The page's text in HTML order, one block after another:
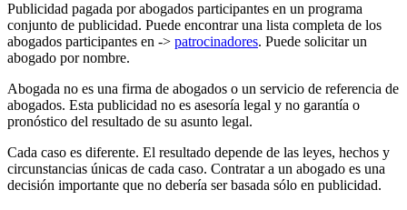
Publicidad pagada por abogados participantes en un programa
conjunto de publicidad. Puede encontrar una lista completa de los
abogados participantes en -> patrocinadores. Puede solicitar un
abogado por nombre.
Abogada no es una firma de abogados o un servicio de referencia de
abogados. Esta publicidad no es asesoría legal y no garantía o
pronóstico del resultado de su asunto legal.
Cada caso es diferente. El resultado depende de las leyes, hechos y
circunstancias únicas de cada caso. Contratar a un abogado es una
decisión importante que no debería ser basada sólo en publicidad.